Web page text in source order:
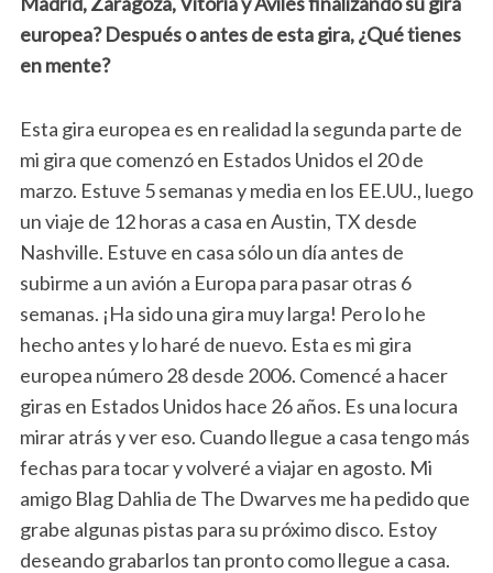
europea? Después o antes de esta gira, ¿Qué tienes
en mente?
Esta gira europea es en realidad la segunda parte de
mi gira que comenzó en Estados Unidos el 20 de
marzo. Estuve 5 semanas y media en los EE.UU., luego
un viaje de 12 horas a casa en Austin, TX desde
Nashville. Estuve en casa sólo un día antes de
subirme a un avión a Europa para pasar otras 6
semanas. ¡Ha sido una gira muy larga! Pero lo he
hecho antes y lo haré de nuevo. Esta es mi gira
europea número 28 desde 2006. Comencé a hacer
giras en Estados Unidos hace 26 años. Es una locura
mirar atrás y ver eso. Cuando llegue a casa tengo más
fechas para tocar y volveré a viajar en agosto. Mi
amigo Blag Dahlia de The Dwarves me ha pedido que
grabe algunas pistas para su próximo disco. Estoy
deseando grabarlos tan pronto como llegue a casa.